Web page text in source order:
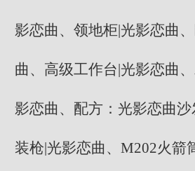
影恋曲、领地柜|光影恋曲
曲、高级工作台|光影恋曲
影恋曲、配方：光影恋曲
装枪|光影恋曲、M202火箭